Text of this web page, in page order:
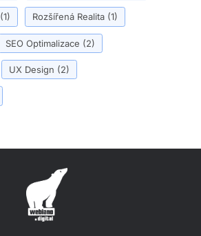
(1) Rozšířená Realita (1)
SEO Optimalizace (2)
UX Design (2)